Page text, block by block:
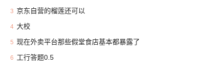
3 京东自营的榴莲还可以
4 大校
5 现在外卖平台那些假堂食店基本都暴露了
6 工行答题0.5